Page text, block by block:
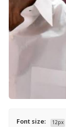
Font size: 12px